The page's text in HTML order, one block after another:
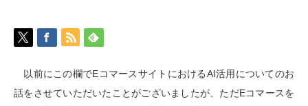
以前にこの欄でEコマースサイトにおけるAI活用についてのお
話をさせていただいたことがございましたが、ただEコマースを